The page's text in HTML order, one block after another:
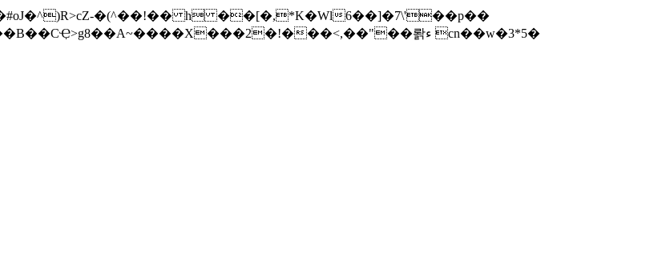
^)R>cZ-�(^��!�� h ��[�,*K�Wl6��]�7\'��p��
4"c>�\�"r���rI+H_<{�G���Ԥ�'��:���&3��.�+��B��CҾ>g8��A~����X���2�!���<,��"��뢁ء cn��w�3*5�